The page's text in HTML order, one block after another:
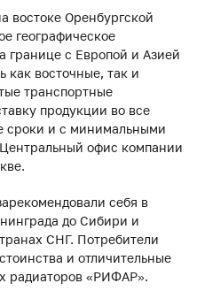
востоке Оренбургской
географическое
границе с Европой и Азией
как восточные, так и
транспортные
продукции во все
сроки и с минимальными
офис компании
себя в
до Сибири и
СНГ. Потребители
и отличительные
радиаторов «РИФАР».